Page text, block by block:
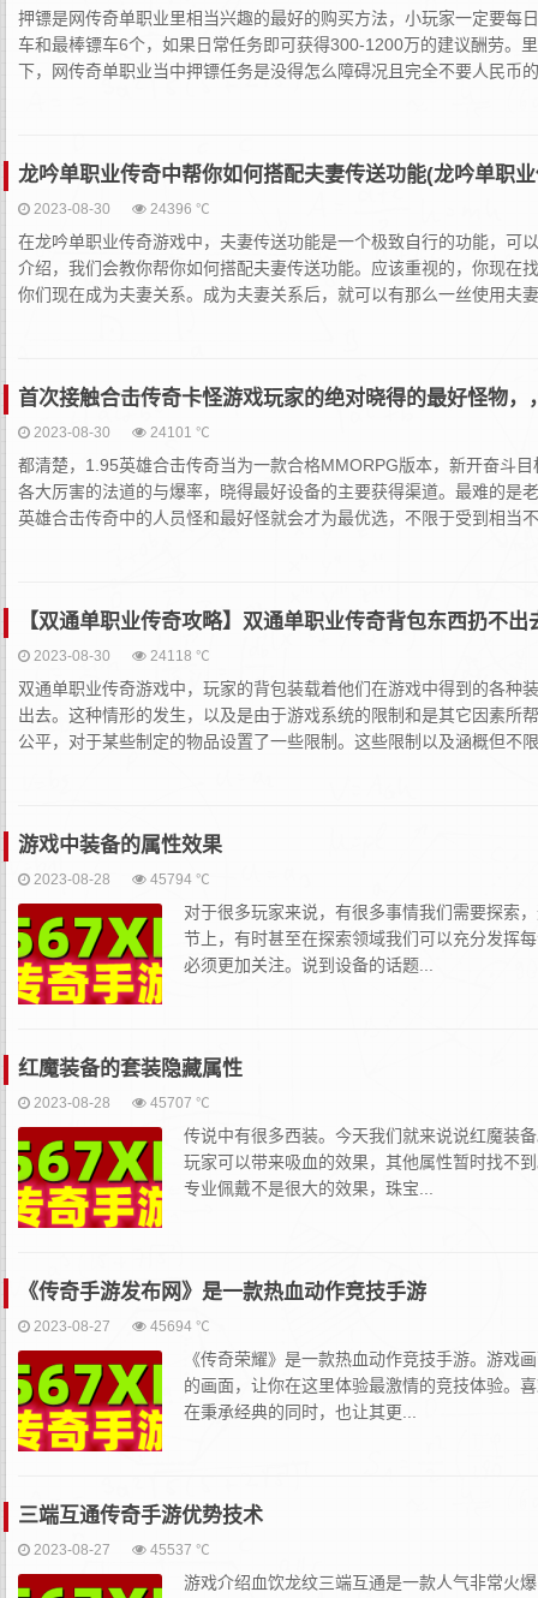
押镖是网传奇单职业里相当兴趣的最好的购买方法，小玩家一定要每
车和最棒镖车6个，如果日常任务即可获得300-1200万的建议酬劳。
下，网传奇单职业当中押镖任务是没得怎么障碍况且完全不要人民币
龙吟单职业传奇中帮你如何搭配夫妻传送功能(龙吟单职
2023-08-30 24396 ℃
在龙吟单职业传奇游戏中，夫妻传送功能是一个极致自行的功能，可
介绍，我们会教你帮你如何搭配夫妻传送功能。应该重视的，你现在
你们现在成为夫妻关系。成为夫妻关系后，就可以有那么一丝使用夫
首次接触合击传奇卡怪游戏玩家的绝对晓得的最好怪物
2023-08-30 24101 ℃
都清楚，1.95英雄合击传奇当为一款合格MMORPG版本，新开奋斗
各大厉害的法道的与爆率，晓得最好设备的主要获得渠道。最难的
英雄合击传奇中的人员怪和最好怪就会才为最优选，不限于受到相当
【双通单职业传奇攻略】双通单职业传奇背包东西扔不出
2023-08-30 24118 ℃
双通单职业传奇游戏中，玩家的背包装载着他们在游戏中得到的各
出去。这种情形的发生，以及是由于游戏系统的限制和是其它因素
公平，对于某些制定的物品设置了一些限制。这些限制以及涵概但
游戏中装备的属性效果
2023-08-28 45794 ℃
对于很多玩家来说，有很多事情我们需要探索
节上，有时甚至在探索领域我们可以充分发挥
必须更加关注。说到设备的话题...
红魔装备的套装隐藏属性
2023-08-28 45707 ℃
传说中有很多西装。今天我们就来说说红魔装
玩家可以带来吸血的效果，其他属性暂时找不
专业佩戴不是很大的效果，珠宝...
《传奇手游发布网》是一款热血动作竞技手游
2023-08-27 45694 ℃
《传奇荣耀》是一款热血动作竞技手游。游戏
的画面，让你在这里体验最激情的竞技体验。
在秉承经典的同时，也让其更...
三端互通传奇手游优势技术
2023-08-27 45537 ℃
游戏介绍血饮龙纹三端互通是一款人气非常火